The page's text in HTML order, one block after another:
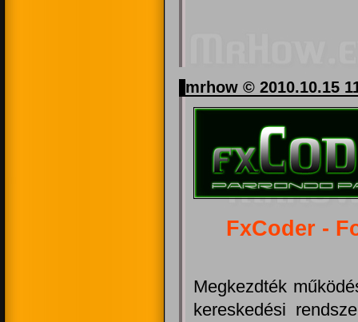
mrhow © 2010.10.15
FxCoder -
Megkezdték
kereskedési